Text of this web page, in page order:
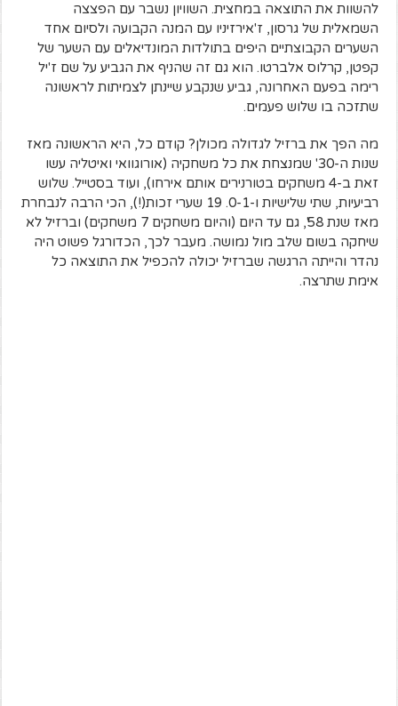
להשוות את התוצאה במחצית. השוויון נשבר עם הפצצה
השמאלית של גרסון, ז'אירזיניו עם המנה הקבועה ולסיום אחד
השערים הקבוצתיים היפים בתולדות המונדיאלים עם השער של
קפטן, קרלוס אלברטו. הוא גם זה שהניף את הגביע על שם ז'יל
רימה בפעם האחרונה, גביע שנקבע שיינתן לצמיתות לראשונה
שתזכה בו שלוש פעמים.
מה הפך את ברזיל לגדולה מכולן? קודם כל, היא הראשונה מאז
שנות ה-30' שמנצחת את כל משחקיה (אורוגוואי ואיטליה עשו
זאת ב-4 משחקים בטורנירים אותם אירחו), ועוד בסטייל. שלוש
רביעיות, שתי שלישיות ו-0-1. 19 שערי זכות(!), הכי הרבה לנבחרת
מאז שנת 58', גם עד היום (והיום משחקים 7 משחקים) וברזיל לא
שיחקה בשום שלב מול נמושה. מעבר לכך, הכדורגל פשוט היה
נהדר והייתה הרגשה שברזיל יכולה להכפיל את התוצאה כל
אימת שתרצה.